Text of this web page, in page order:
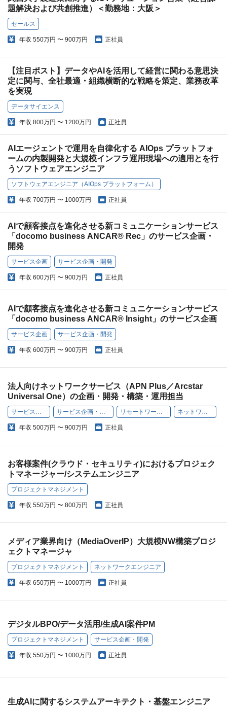
題解決および共創推進）＜勤務地：大阪＞
セールス
年収 550万円 〜 900万円 正社員
【注目ポスト】データやAIを活用して経営に関わる意思決
定に関与、全社最適・組織横断的な戦略を策定、業務改革
を実現
データサイエンス
年収 800万円 〜 1200万円 正社員
AIエージェントで運用を自律化する AIOps プラットフォ
ームの内製開発と大規模インフラ運用現場への適用とを行
うソフトウェアエンジニア
ソフトウェアエンジニア（AIOps プラットフォーム）
年収 700万円 〜 1000万円 正社員
AIで顧客接点を進化させる新コミュニケーションサービス
「docomo business ANCAR® Rec」のサービス企画・
開発
サービス企画 サービス企画・開発
年収 600万円 〜 900万円 正社員
AIで顧客接点を進化させる新コミュニケーションサービス
「docomo business ANCAR® Insight」のサービス企画
サービス企画 サービス企画・開発
年収 600万円 〜 900万円 正社員
法人向けネットワークサービス（APN Plus／Arcstar
Universal One）の企画・開発・構築・運用担当
サービス企画 サービス企画・開発 リモートワーク可 ネットワーク
年収 500万円 〜 900万円 正社員
お客様案件(クラウド・セキュリティ)におけるプロジェク
トマネージャー/システムエンジニア
プロジェクトマネジメント
年収 550万円 〜 800万円 正社員
メディア業界向け（MediaOverIP）大規模NW構築プロジ
ェクトマネージャ
プロジェクトマネジメント ネットワークエンジニア
年収 650万円 〜 1000万円 正社員
デジタルBPO/データ活用/生成AI案件PM
プロジェクトマネジメント サービス企画・開発
年収 550万円 〜 1000万円 正社員
生成AIに関するシステムアーキテクト・基盤エンジニア